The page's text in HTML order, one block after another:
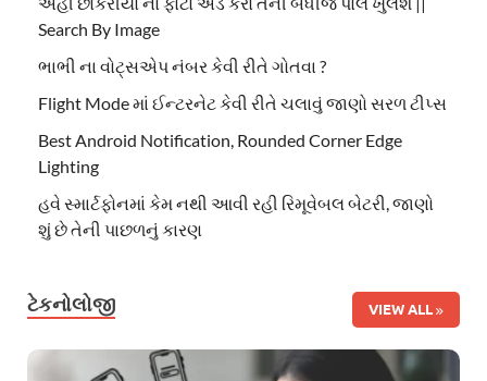
Search By Image
ભાભી ના વોટ્સએપ નંબર કેવી રીતે ગોતવા ?
Flight Mode માં ઈન્ટરનેટ કેવી રીતે ચલાવું જાણો સરળ ટીપ્સ
Best Android Notification, Rounded Corner Edge
Lighting
હવે સ્માર્ટફોનમાં કેમ નથી આવી રહી રિમૂવેબલ બેટરી, જાણો
શું છે તેની પાછળનું કારણ
ટેકનોલોજી VIEW ALL